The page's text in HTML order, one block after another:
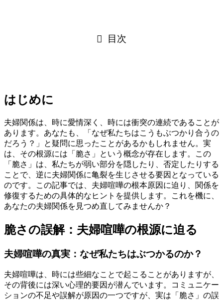
目次
はじめに
夫婦関係は、時に愛情深く、時には衝突の連続であることが
あります。あなたも、「なぜ私たちはこうもぶつかり合うの
だろう？」と疑問に思ったことがあるかもしれません。実
は、その根源には「脆さ」という概念が存在します。この
「脆さ」は、私たちが弱い部分を隠したり、否定したりする
ことで、逆に夫婦関係に亀裂を生じさせる要因となっている
のです。この記事では、夫婦喧嘩の根本原因に迫り、関係を
修復するための具体的なヒントを提供します。これを機に、
あなたの夫婦関係を見つめ直してみませんか？
脆さの誤解：夫婦喧嘩の根源に迫る
夫婦喧嘩の真実：なぜ私たちはぶつかるのか？
夫婦喧嘩は、時には些細なことで起こることがありますが、
その背後には深い心理的要因が潜んでいます。コミュニケー
ションの不足や誤解が原因の一つですが、実は「脆さ」の誤